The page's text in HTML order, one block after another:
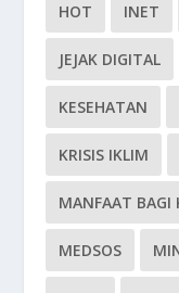
HOT INET
JEJAK DIGITAL
KESEHATAN
KRISIS IKLIM
MANFAAT BAGI
MEDSOS